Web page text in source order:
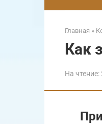
Главная »
Как
На чтение: